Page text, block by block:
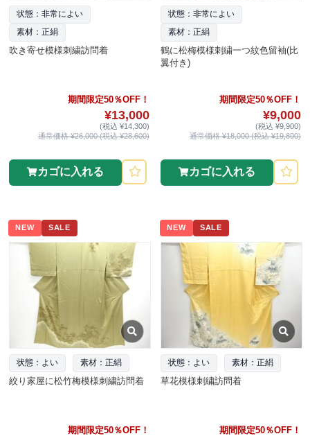
状態：非常によい
素材：正絹
吹き寄せ模様刺繍訪問着
期間限定50％OFF！
¥13,000
(税込 ¥14,300)
通常価格 ¥26,000 (税込 ¥28,600)
カゴに入れる
状態：非常によい
素材：正絹
鶴に松梅模様刺繍一つ紋色留袖(比
翼付き)
期間限定50％OFF！
¥9,000
(税込 ¥9,900)
通常価格 ¥18,000 (税込 ¥19,800)
カゴに入れる
NEW SALE
状態：よい 素材：正絹
絞り家屋に松竹梅模様刺繍訪問着
期間限定50％OFF！
NEW SALE
状態：よい 素材：正絹
草花模様刺繍訪問着
期間限定50％OFF！